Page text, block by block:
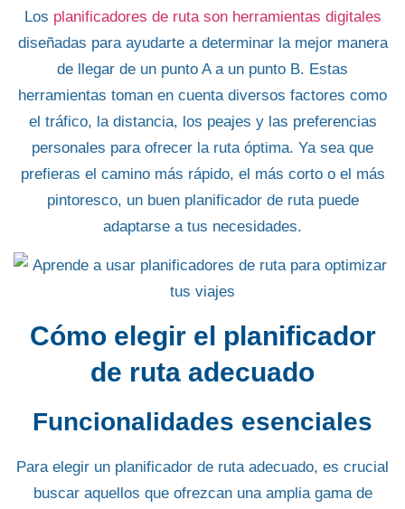
Los planificadores de ruta son herramientas digitales
diseñadas para ayudarte a determinar la mejor manera
de llegar de un punto A a un punto B. Estas
herramientas toman en cuenta diversos factores como
el tráfico, la distancia, los peajes y las preferencias
personales para ofrecer la ruta óptima. Ya sea que
prefieras el camino más rápido, el más corto o el más
pintoresco, un buen planificador de ruta puede
adaptarse a tus necesidades.
Cómo elegir el planificador
de ruta adecuado
Funcionalidades esenciales
Para elegir un planificador de ruta adecuado, es crucial
buscar aquellos que ofrezcan una amplia gama de